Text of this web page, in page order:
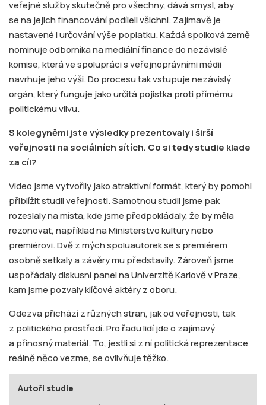
veřejné služby skutečně pro všechny, dává smysl, aby
se na jejich financování podíleli všichni. Zajímavě je
nastavené i určování výše poplatku. Každá spolková země
nominuje odborníka na mediální finance do nezávislé
komise, která ve spolupráci s veřejnoprávními médii
navrhuje jeho výši. Do procesu tak vstupuje nezávislý
orgán, který funguje jako určitá pojistka proti přímému
politickému vlivu.
S kolegyněmi jste výsledky prezentovaly i širší
veřejnosti na sociálních sítích. Co si tedy studie klade
za cíl?
Video jsme vytvořily jako atraktivní formát, který by pomohl
přiblížit studii veřejnosti. Samotnou studii jsme pak
rozeslaly na místa, kde jsme předpokládaly, že by měla
rezonovat, například na Ministerstvo kultury nebo
premiérovi. Dvě z mých spoluautorek se s premiérem
osobně setkaly a závěry mu představily. Zároveň jsme
uspořádaly diskusní panel na Univerzitě Karlově v Praze,
kam jsme pozvaly klíčové aktéry z oboru.
Odezva přichází z různých stran, jak od veřejnosti, tak
z politického prostředí. Pro řadu lidí jde o zajímavý
a přínosný materiál. To, jestli si z ní politická reprezentace
reálně něco vezme, se ovlivňuje těžko.
Autoři studie